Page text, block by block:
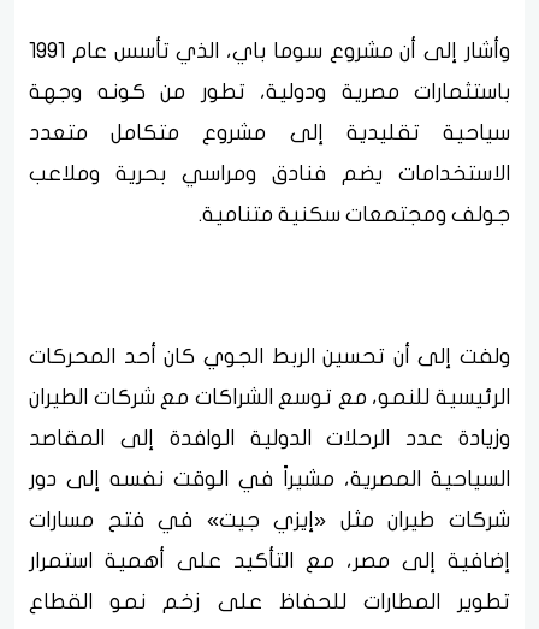
وأشار إلى أن مشروع سوما باي، الذي تأسس عام 1991
باستثمارات مصرية ودولية، تطور من كونه وجهة
سياحية تقليدية إلى مشروع متكامل متعدد
الاستخدامات يضم فنادق ومراسي بحرية وملاعب
جولف ومجتمعات سكنية متنامية.
ولفت إلى أن تحسين الربط الجوي كان أحد المحركات
الرئيسية للنمو، مع توسع الشراكات مع شركات الطيران
وزيادة عدد الرحلات الدولية الوافدة إلى المقاصد
السياحية المصرية، مشيراً في الوقت نفسه إلى دور
شركات طيران مثل «إيزي جيت» في فتح مسارات
إضافية إلى مصر، مع التأكيد على أهمية استمرار
تطوير المطارات للحفاظ على زخم نمو القطاع